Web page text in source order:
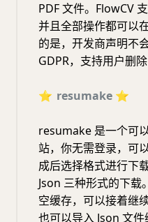
PDF 文件。FlowCV
并且全部操作都可以
的是，开发商声明不
GDPR，支持用户删
⭐️ resumake ⭐️
resumake 是一个可
站，你无需登录，可
成后选择格式进行下
Json 三种形式的下
空缓存，可以接着继
也可以导入 Json 文